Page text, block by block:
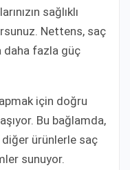
sağlıklı
Nettens, saç
daha fazla güç
için doğru
Bu bağlamda,
ürünlerle saç
sunuyor.